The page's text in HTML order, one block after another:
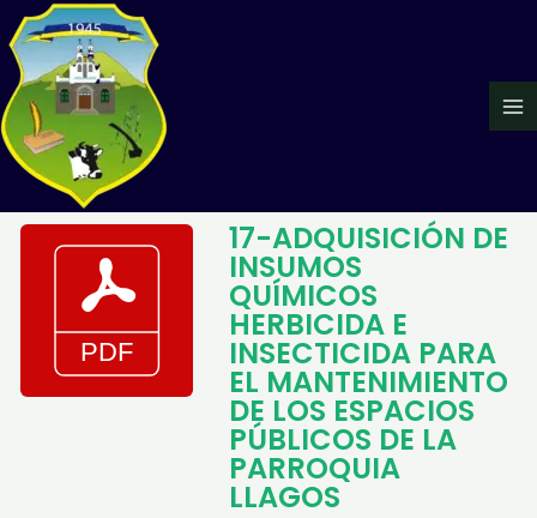
al
contenido
17-ADQUISICIÓN DE
INSUMOS
QUÍMICOS
HERBICIDA E
INSECTICIDA PARA
EL MANTENIMIENTO
DE LOS ESPACIOS
PÚBLICOS DE LA
PARROQUIA
LLAGOS